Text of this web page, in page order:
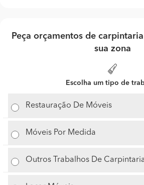
Peça orçamentos de
sua zona
Escolha um tipo de
Restauração De Móveis
Móveis Por Medida
Outros Trabalhos De